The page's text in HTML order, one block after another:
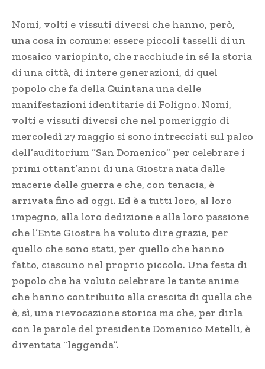
Nomi, volti e vissuti diversi che hanno, però,
una cosa in comune: essere piccoli tasselli di un
mosaico variopinto, che racchiude in sé la storia
di una città, di intere generazioni, di quel
popolo che fa della Quintana una delle
manifestazioni identitarie di Foligno. Nomi,
volti e vissuti diversi che nel pomeriggio di
mercoledì 27 maggio si sono intrecciati sul palco
dell’auditorium “San Domenico” per celebrare i
primi ottant’anni di una Giostra nata dalle
macerie delle guerra e che, con tenacia, è
arrivata fino ad oggi. Ed è a tutti loro, al loro
impegno, alla loro dedizione e alla loro passione
che l’Ente Giostra ha voluto dire grazie, per
quello che sono stati, per quello che hanno
fatto, ciascuno nel proprio piccolo. Una festa di
popolo che ha voluto celebrare le tante anime
che hanno contribuito alla crescita di quella che
è, sì, una rievocazione storica ma che, per dirla
con le parole del presidente Domenico Metelli, è
diventata “leggenda”.